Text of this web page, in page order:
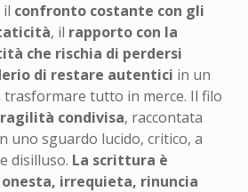
il confronto costante con gli
, il rapporto con la
che rischia di perdersi
di restare autentici in un
trasformare tutto in merce. Il filo
condivisa, raccontata
uno sguardo lucido, critico, a
disilluso. La scrittura è
irrequieta, rinuncia